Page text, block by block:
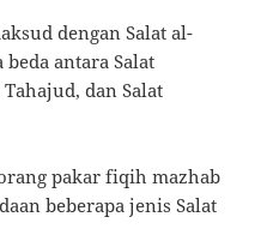
dengan Salat al-
antara Salat
dan Salat
pakar fiqih mazhab
beberapa jenis Salat